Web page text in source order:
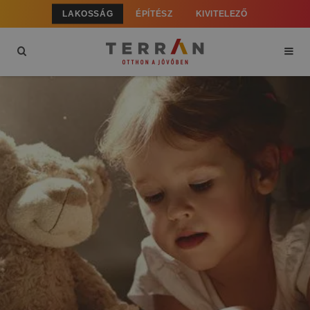
LAKOSSÁG ÉPÍTÉSZ KIVITELEZŐ